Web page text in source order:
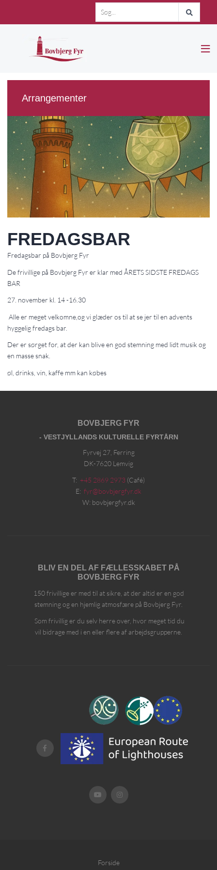

Arrangementer
FREDAGSBAR
Fredagsbar på Bovbjerg Fyr
De frivillige på Bovbjerg Fyr er klar med ÅRETS SIDSTE FREDAGS
BAR
27. november kl. 14 -16.30
Alle er meget velkomne,og vi glæder os til at se jer til en advents
hyggelig fredags bar.
Der er sørget for, at der kan blive en god stemning med lidt musik og
en masse snak.
øl, drinks, vin, kaffe mm kan købes
BOVBJERG FYR
- VESTJYLLANDS KULTURELLE FYRTÅRN
Fyrvej 27, Ferring
DK-7620 Lemvig
T: +45 2869 2973 (Café)
E: fyr@bovbjergfyr.dk
W: bovbjergfyr.dk
BLIV EN DEL AF FÆLLESSKABET PÅ
BOVBJERG FYR
150 frivillige er med til at sikre, at der altid er en god
stemning og en hjemlig atmosfære på Bovbjerg Fyr.
Som frivillig er du selv herre over, hvor meget tid du
vil bidrage med i en eller flere af arbejdsgrupperne.
Forside